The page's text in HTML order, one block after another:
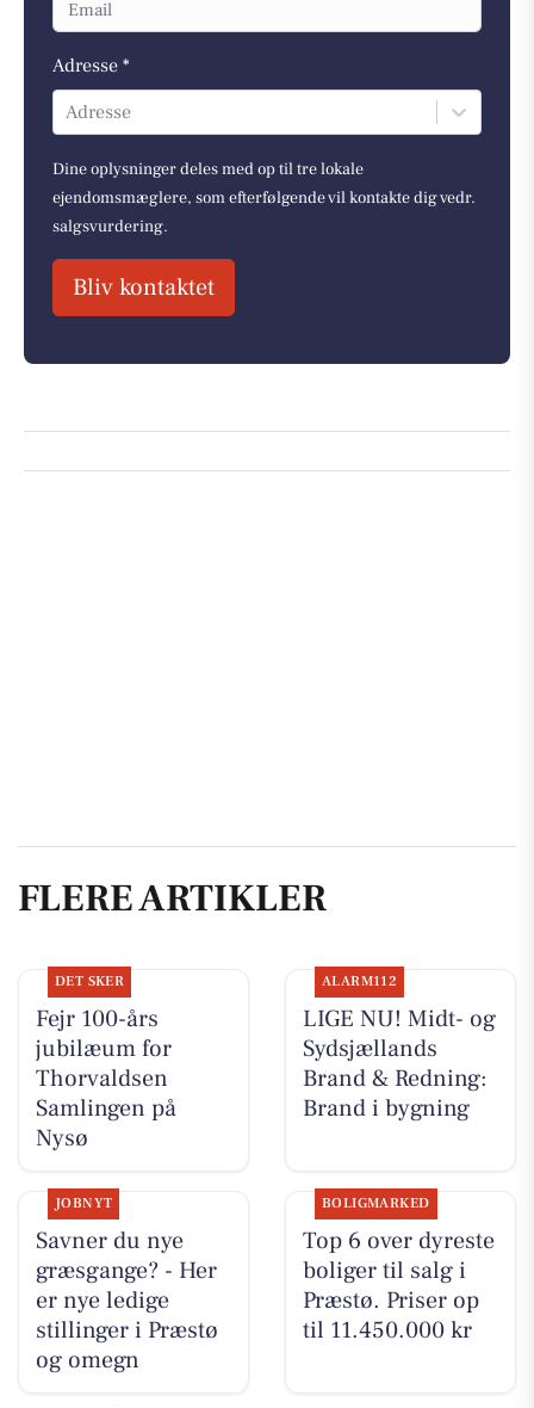
Adresse *
Adresse
Dine oplysninger deles med op til tre lokale
ejendomsmæglere, som efterfølgende vil kontakte dig vedr.
salgsvurdering.
Bliv kontaktet
FLERE ARTIKLER
DET SKER
Fejr 100-års
jubilæum for
Thorvaldsen
Samlingen på
Nysø
ALARM112
LIGE NU! Midt- og
Sydsjællands
Brand & Redning:
Brand i bygning
JOBNYT
Savner du nye
græsgange? - Her
er nye ledige
stillinger i Præstø
og omegn
BOLIGMARKED
Top 6 over dyreste
boliger til salg i
Præstø. Priser op
til 11.450.000 kr